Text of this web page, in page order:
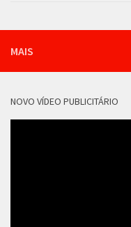
MAIS
NOVO VÍDEO PUBLICITÁRIO